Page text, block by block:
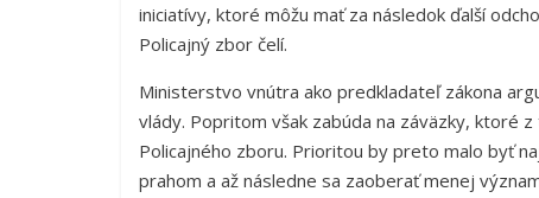
iniciatívy, ktoré môžu mať za následok ďalší
Policajný zbor čelí.
Ministerstvo vnútra ako predkladateľ zákona
vlády. Popritom však zabúda na záväzky, ktoré
Policajného zboru. Prioritou by preto malo byť
prahom a až následne sa zaoberať menej